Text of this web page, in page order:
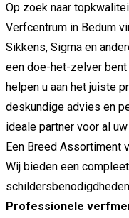
Op zoek naar
Verfcentrum in Bedum
Sikkens, Sigma en
een doe-het-zelver
helpen u aan het juiste
deskundige advies en
ideale partner voor al
Een Breed Assortiment
Wij bieden een
Professionele